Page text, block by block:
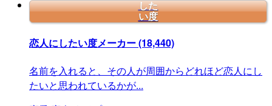
した
い度
恋人にしたい度メーカー(18,440)
名前を入れると、その人が周囲からどれほど恋人にし
たいと思われているかが...